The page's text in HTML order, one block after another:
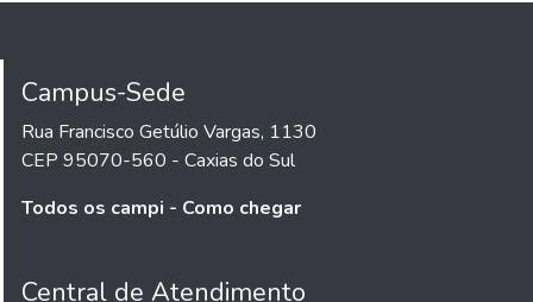
Campus-Sede
Rua Francisco Getúlio Vargas, 1130
CEP 95070-560 - Caxias do Sul
Todos os campi - Como chegar
Central de Atendimento